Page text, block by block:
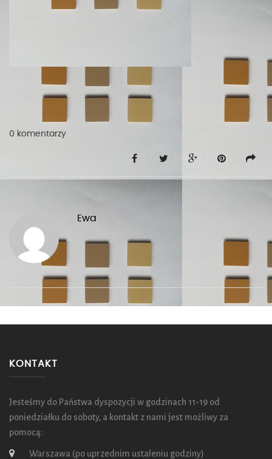
0 komentarzy
Ewa
KONTAKT
Jesteśmy do Państwa dyspozycji w godzinach 11-19 od
poniedziałku do soboty, a kontakt z nami jest możliwy za
pomocą:
Warszawa (po uprzednim ustaleniu godziny)